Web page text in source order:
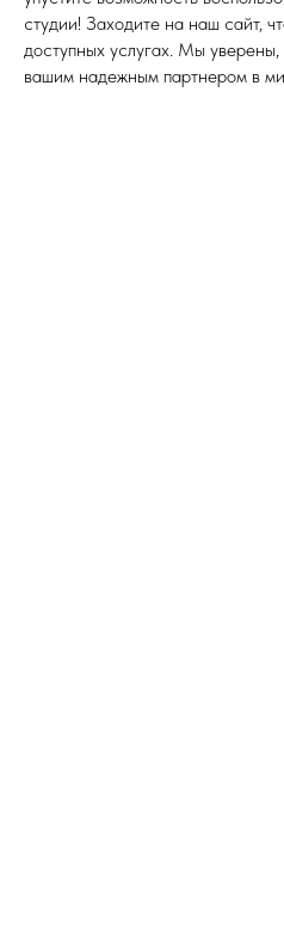
студии! Заходите на наш сайт,
доступных услугах. Мы
вашим надежным партнером в